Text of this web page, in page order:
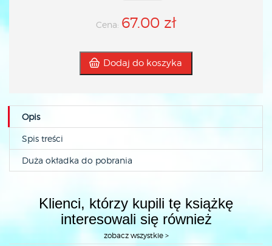
Cena: 67.00 zł
Dodaj do koszyka
Opis
Spis treści
Duża okładka do pobrania
Klienci, którzy kupili tę książkę
interesowali się również
zobacz wszystkie >